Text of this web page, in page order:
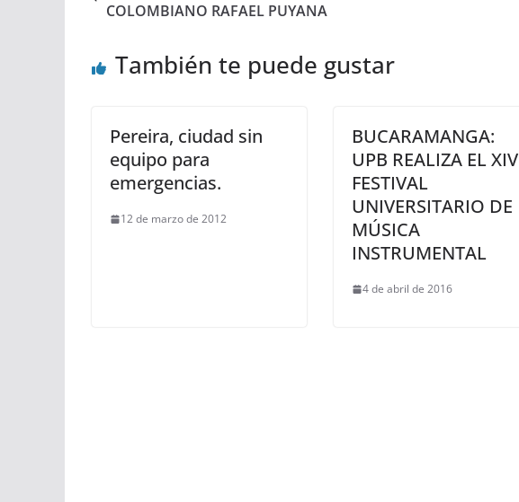
COLOMBIANO RAFAEL PUYANA
También te puede gustar
Pereira, ciudad sin
equipo para
emergencias.
12 de marzo de 2012
BUCARAMANGA:
UPB REALIZA EL XIV
FESTIVAL
UNIVERSITARIO DE
MÚSICA
INSTRUMENTAL
4 de abril de 2016